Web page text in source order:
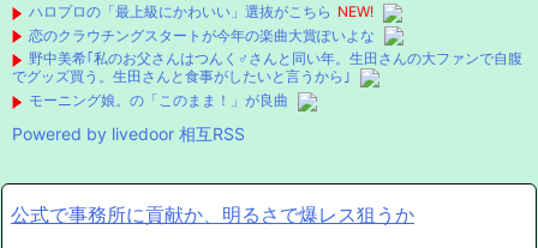
ハロプロの「最上級にかわいい」選抜がこちら NEW!
恋のクラウチングスタートが今年の楽曲大賞ぽいよな
野中美希｢私のお父さんはつんく♂さんと同い年。生田さんの大ファンで自腹
でグッズ買う。生田さんと食事がしたいと言うから｣
モーニング娘。の「このまま！」が良曲
Powered by livedoor 相互RSS
公式で事務所に貢献か、明るさで爆レス狙うか